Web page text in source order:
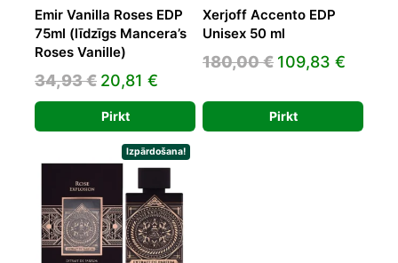
Emir Vanilla Roses EDP
75ml (līdzīgs Mancera’s
Roses Vanille)
34,93€ Original
price
was:
34,93 €.
20,81 €
price
is:
20,81 €.
Pirkt
Xerjoff Accento EDP
Unisex 50 ml
180,00€ Original
was:
180,00 €.
109,83 €
is:
Pirkt
Izpārdošana!